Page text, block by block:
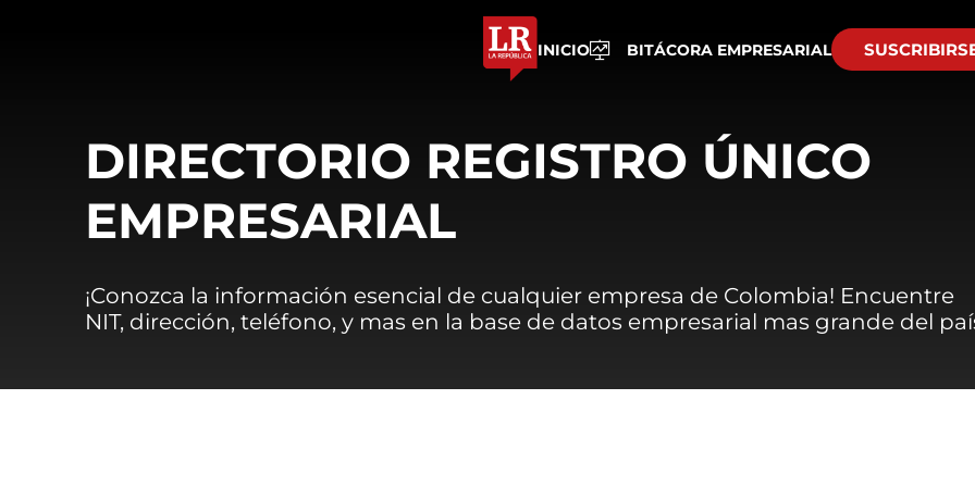
INICIO BITÁCORA EMPRESARIAL
DIRECTORIO REGISTRO ÚNICO
EMPRESARIAL
¡Conozca la información esencial de cualquier empresa de Colombia! Encuentre
NIT, dirección, teléfono, y mas en la base de datos empresarial mas grande del